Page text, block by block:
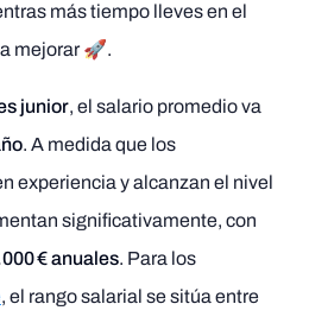
más tiempo lleves en el
mejorar 🚀.
junior, el salario promedio va
. A medida que los
experiencia y alcanzan el nivel
significativamente, con
€ anuales. Para los
, el rango salarial se sitúa entre